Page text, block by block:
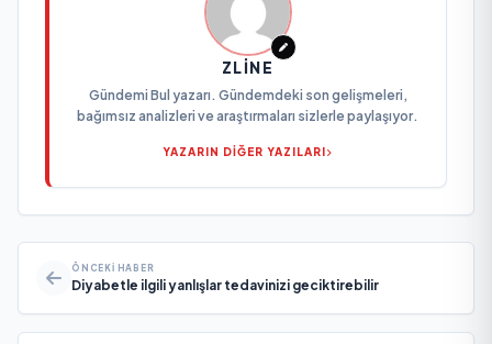
ZLINE
Gündemi Bul yazarı. Gündemdeki son gelişmeleri,
bağımsız analizleri ve araştırmaları sizlerle paylaşıyor.
YAZARIN DİĞER YAZILARI
ÖNCEKI HABER
Diyabetle ilgili yanlışlar tedavinizi geciktirebilir